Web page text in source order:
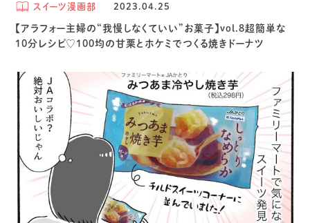
スイーツ漫画部 2023.04.25
【アラフォー主婦の“我慢しなくていい”お菓子】vol.8超簡単な
10分レシピ♡100均の甘栗とホケミでつくる焼きドーナツ